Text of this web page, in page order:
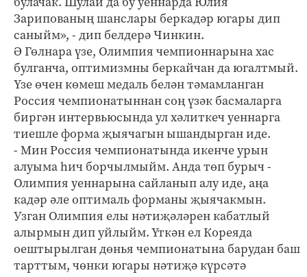
Зарипованың шанслары беркадәр югары дип
саныйм», - дип белдерә Чинкин.
Ә Гөлнара үзе, Олимпия чемпионнарына хас
булганча, оптимизмны беркайчан да югалтмый.
Үзе өчен көмеш медаль белән тәмамланган
Россия чемпионатыннан соң үзәк басмаларга
биргән интервьюсында ул хәлиткеч уеннарга
тиешле форма җыячагын ышандырган иде.
- Мин Россия чемпионатында икенче урын
алуыма һич борчылмыйм. Анда төп бурыч -
Олимпия уеннарына сайланып алу иде, аңа
кадәр әле оптималь форманы җыячакмын.
Узган Олимпия елы нәтиҗәләрен кабатлый
алырмын дип уйлыйм. Үткән ел Кореяда
оештырылган дөнья чемпионатына барудан баш
тарттым, чөнки югары нәтиҗә күрсәтә